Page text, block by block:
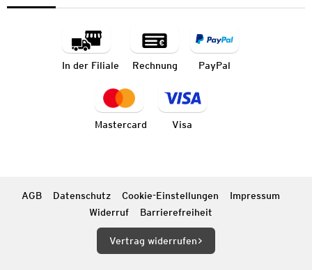
In der Filiale Rechnung PayPal
Mastercard Visa
AGB Datenschutz Cookie-Einstellungen
Impressum
Widerruf
Barrierefreiheit
Vertrag widerrufen